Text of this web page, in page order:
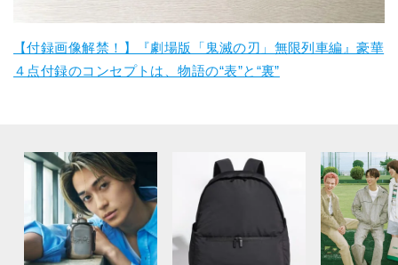
【付録画像解禁！】『劇場版「鬼滅の刃」無限列車編』豪華
４点付録のコンセプトは、物語の“表”と“裏”